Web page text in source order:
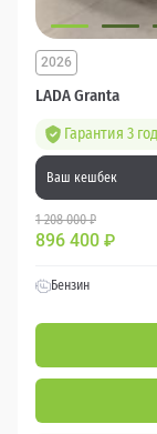
LADA Granta
2026
Гарантия 3
Ваш кешбек
1 208 000 ₽
896 400 ₽
Бензин